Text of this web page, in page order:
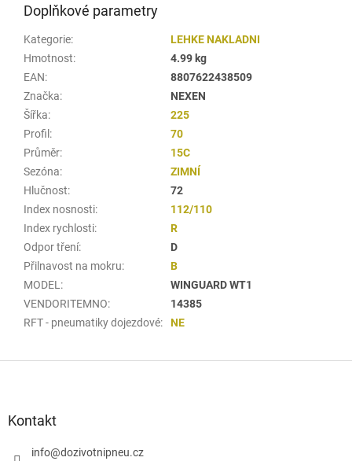
Doplňkové parametry
Kategorie:
LEHKE NAKLADNI
Hmotnost:
4.99 kg
EAN:
8807622438509
Značka:
NEXEN
Šířka:
225
Profil :
70
Průměr:
15C
Sezóna:
ZIMNÍ
Hlučnost:
72
Index nosnosti:
112/110
Index rychlosti:
R
Odpor tření:
D
Přilnavost na mokru:
B
MODEL :
WINGUARD WT1
VENDORITEMNO:
14385
RFT - pneumatiky dojezdové: NE
Kontakt
info@dozivotnipneu.cz